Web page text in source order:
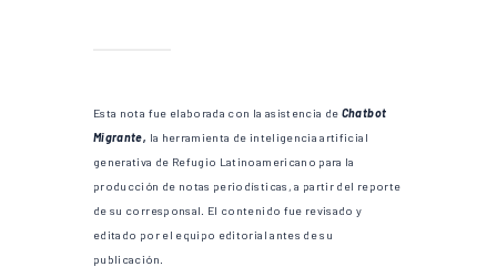
Esta nota fue elaborada con la asistencia de Chatbot
Migrante, la herramienta de inteligencia artificial
generativa de Refugio Latinoamericano para la
producción de notas periodísticas, a partir del reporte
de su corresponsal. El contenido fue revisado y
editado por el equipo editorial antes de su
publicación.